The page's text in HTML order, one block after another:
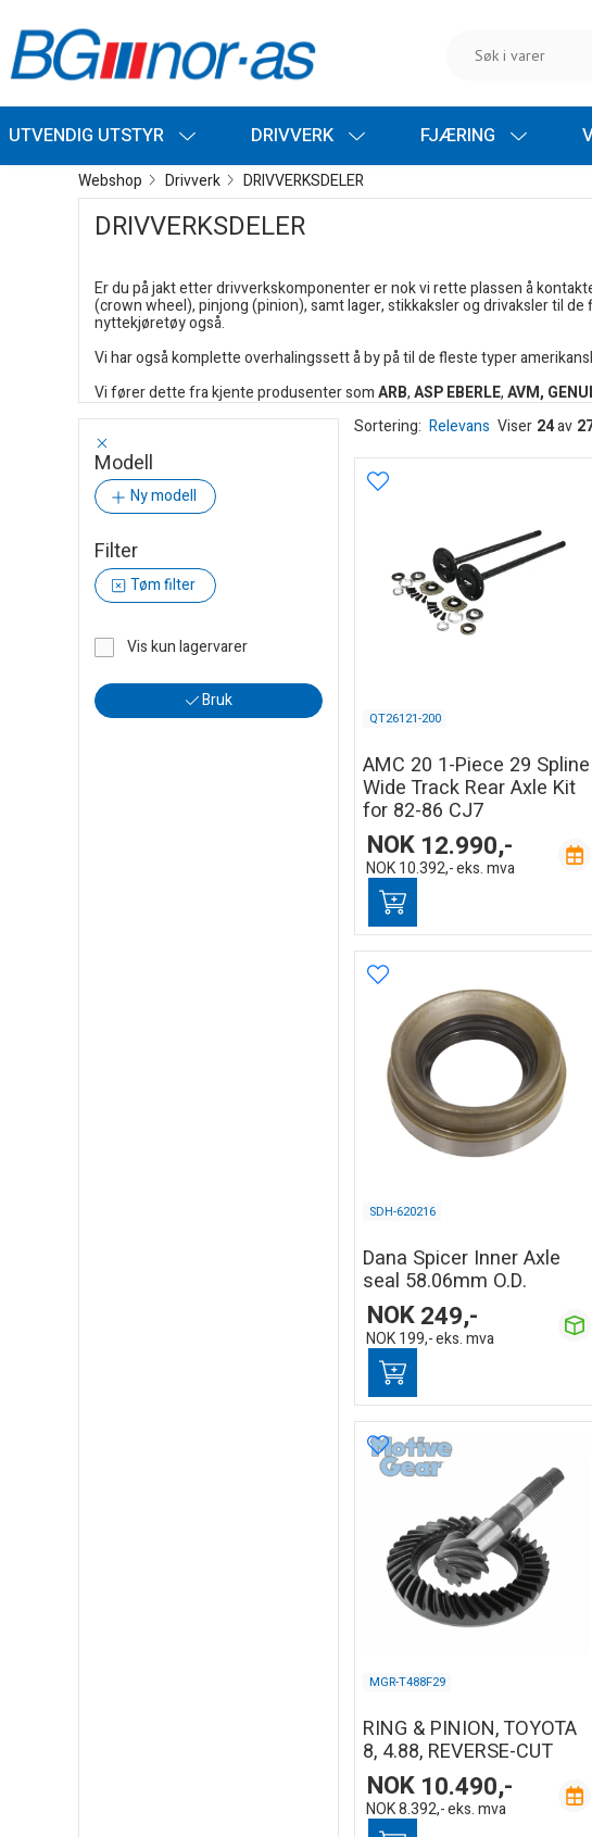
UTVENDIG UTSTYR DRIVVERK FJÆRING
Webshop Drivverk DRIVVERKSDELER
DRIVVERKSDELER
Er du på jakt etter drivverkskomponenter er nok vi rette plassen å
(crown wheel), pinjong (pinion), samt lager, stikkaksler og drivaksler til
nyttekjøretøy også.
Vi har også komplette overhalingssett å by på til de fleste typer
Vi fører dette fra kjente produsenter somARB,ASP EBERLE,AVM,
Modell
Ny modell
Filter
Tøm filter
Vis kun lagervarer
Bruk
Sortering: Relevans Viser 24av
QT26121-200
AMC 20 1-Piece 29 Spline
Wide Track Rear Axle Kit
for 82-86 CJ7
NOK 12.990,-
NOK 10.392,-eks. mva
SDH-620216
Dana Spicer Inner Axle
seal 58.06mm O.D.
NOK249,-
NOK 199,-eks. mva
MGR-T488F29
RING & PINION, TOYOTA
8, 4.88, REVERSE-CUT
NOK 10.490,-
NOK8.392,-eks. mva